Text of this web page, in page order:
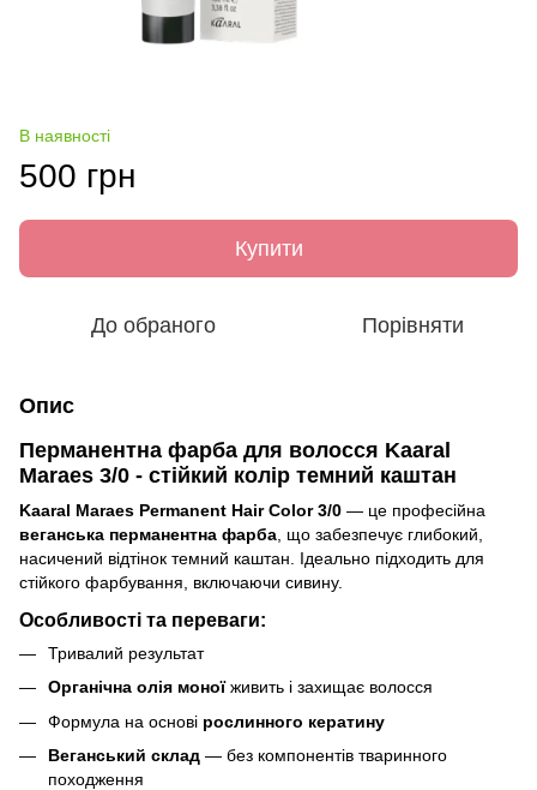
В наявності
500 грн
Купити
До обраного Порівняти
Опис
Перманентна фарба для волосся Kaaral
Maraes 3/0 - стійкий колір темний каштан
Kaaral Maraes Permanent Hair Color 3/0 — це професійна
веганська перманентна фарба , що забезпечує глибокий,
насичений відтінок темний каштан. Ідеально підходить для
стійкого фарбування, включаючи сивину.
Особливості та переваги:
Тривалий результат
Органічна олія моноїживить і захищає волосся
Формула на основі рослинного кератину
Веганський склад — без компонентів тваринного
походження